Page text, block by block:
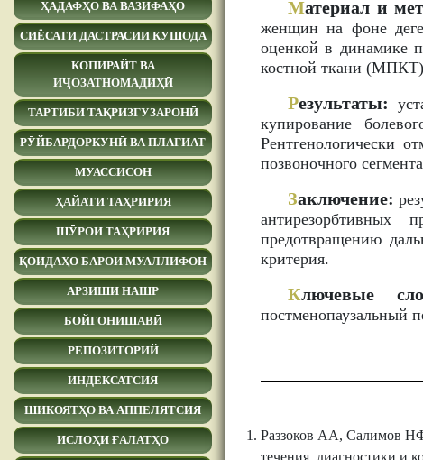
ҲАДАФҲО ВА ВАЗИФАҲО
СИЁСАТИ ДАСТРАСИИ КУШОДА
КОПИРАЙТ ВА
ИҶОЗАТНОМАДИҲӢ
ТАРТИБИ ТАҚРИЗГУЗАРОНӢ
РӮЙБАРДОРКУНӢ ВА ПЛАГИАТ
МУАССИСОН
ҲАЙАТИ ТАҲРИРИЯ
ШӮРОИ ТАҲРИРИЯ
ҚОИДАҲО БАРОИ МУАЛЛИФОН
АРЗИШИ НАШР
БОЙГОНИШАВӢ
РЕПОЗИТОРИЙ
ИНДЕКСАТСИЯ
ШИКОЯТҲО ВА АППЕЛЯТСИЯ
ИСЛОҲИ ҒАЛАТҲО
Материал и
женщин на фоне
оценкой в динамике
костной ткани (МПКТ)
Результаты:
купирование
Рентгенологически
позвоночного
Заключение:
антирезорбтивных
предотвращению
критерия.
Ключевые
постменопаузальный
Раззоков АА, Салимов
течения, диагностики и